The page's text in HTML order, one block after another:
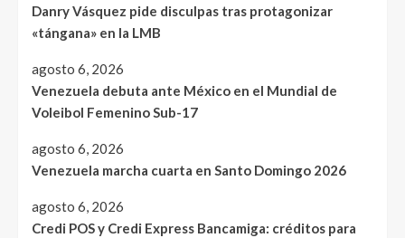
Danry Vásquez pide disculpas tras protagonizar
«tángana» en la LMB
agosto 6, 2026
Venezuela debuta ante México en el Mundial de
Voleibol Femenino Sub-17
agosto 6, 2026
Venezuela marcha cuarta en Santo Domingo 2026
agosto 6, 2026
Credi POS y Credi Express Bancamiga: créditos para